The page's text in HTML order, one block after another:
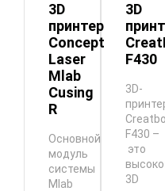
3D
принтер
Concept
Laser
Mlab
Cusing
R
Основной
модуль
системы
Mlab
3D
F430
3D-
F430 –
это
3D